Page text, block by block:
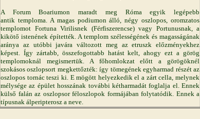
A Forum Boariumon maradt meg Róma egyik legépebb
antik temploma. A magas podiumon álló, négy oszlopos, oromzatos
templomot Fortuna Virilisnek (Férfiszerencse) vagy Portunusnak, a
kikötő istenének építették. A templom szélességének és magasságának
aránya az utóbbi javára változott meg az etruszk előzményekhez
képest. Így zártabb, összefogottabb hatást kelt, ahogy ezt a görög
templomoknál megismertük. A főhomlokzat előtt a görögöknél
szokásos oszlopsort megkettőzték: így tömegének egyharmad részét az
oszlopos tornác teszi ki. E mögött helyezkedik el a zárt cella, melynek
mélysége az épület hosszának további kétharmadát foglalja el. Ennek
külső falán az oszlopsor féloszlopok formájában folytatódik. Ennek a
típusnak álperipterosz a neve.